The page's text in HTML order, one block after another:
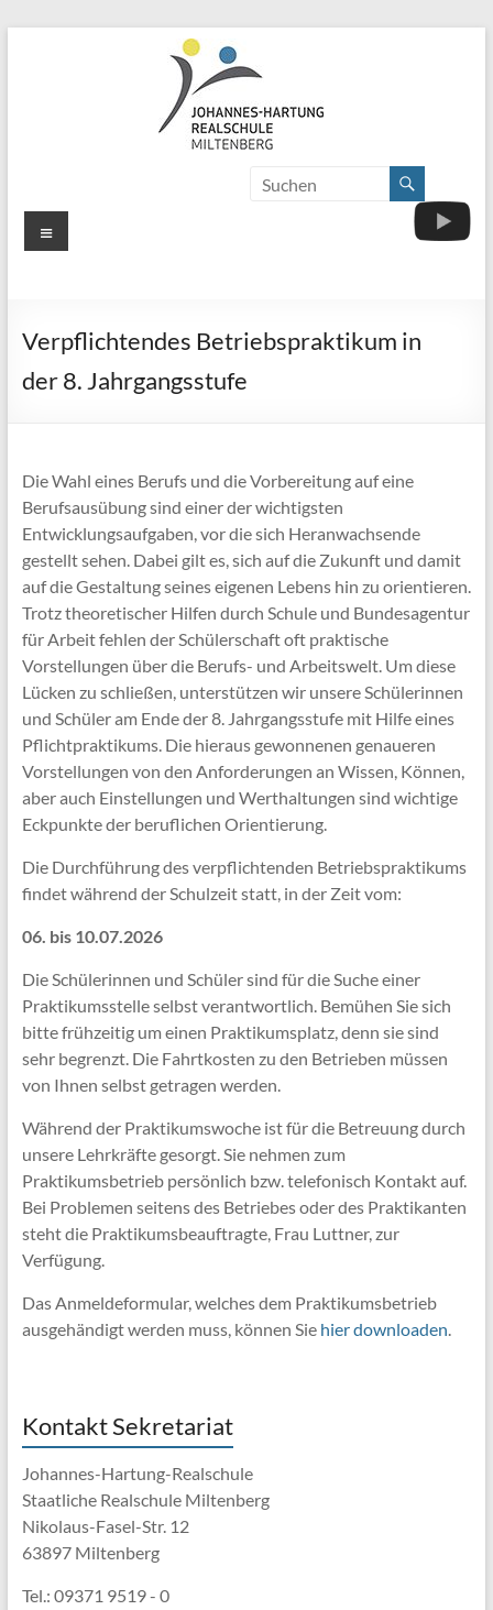
Hartung-
Menü
Verpflichtendes Betriebspraktikum in
der 8. Jahrgangsstufe
Die Wahl eines Berufs und die Vorbereitung auf eine
Berufsausübung sind einer der wichtigsten
Entwicklungsaufgaben, vor die sich Heranwachsende
gestellt sehen. Dabei gilt es, sich auf die Zukunft und damit
auf die Gestaltung seines eigenen Lebens hin zu orientieren.
Trotz theoretischer Hilfen durch Schule und Bundesagentur
für Arbeit fehlen der Schülerschaft oft praktische
Vorstellungen über die Berufs- und Arbeitswelt. Um diese
Lücken zu schließen, unterstützen wir unsere Schülerinnen
und Schüler am Ende der 8. Jahrgangsstufe mit Hilfe eines
Pflichtpraktikums. Die hieraus gewonnenen genaueren
Vorstellungen von den Anforderungen an Wissen, Können,
aber auch Einstellungen und Werthaltungen sind wichtige
Eckpunkte der beruflichen Orientierung.
Die Durchführung des verpflichtenden Betriebspraktikums
findet während der Schulzeit statt, in der Zeit vom:
06. bis 10.07.2026
Die Schülerinnen und Schüler sind für die Suche einer
Praktikumsstelle selbst verantwortlich. Bemühen Sie sich
bitte frühzeitig um einen Praktikumsplatz, denn sie sind
sehr begrenzt. Die Fahrtkosten zu den Betrieben müssen
von Ihnen selbst getragen werden.
Während der Praktikumswoche ist für die Betreuung durch
unsere Lehrkräfte gesorgt. Sie nehmen zum
Praktikumsbetrieb persönlich bzw. telefonisch Kontakt auf.
Bei Problemen seitens des Betriebes oder des Praktikanten
steht die Praktikumsbeauftragte, Frau Luttner, zur
Verfügung.
Das Anmeldeformular, welches dem Praktikumsbetrieb
ausgehändigt werden muss, können Sie hier downloaden.
Kontakt Sekretariat
Johannes-Hartung-Realschule
Staatliche Realschule Miltenberg
Nikolaus-Fasel-Str. 12
63897 Miltenberg
Tel.: 09371 9519 - 0